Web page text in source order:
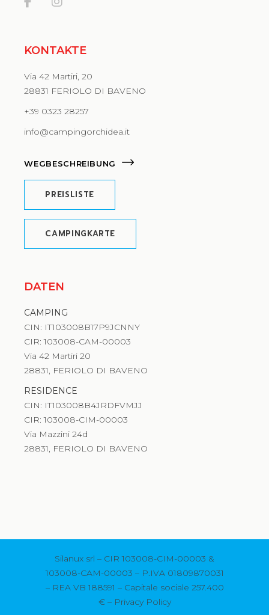
KONTAKTE
Via 42 Martiri, 20
28831 FERIOLO DI BAVENO
+39 0323 28257
info@campingorchidea.it
WEGBESCHREIBUNG
PREISLISTE
CAMPINGKARTE
DATEN
CAMPING
CIN: IT103008B17P9JCNNY
CIR: 103008-CAM-00003
Via 42 Martiri 20
28831, FERIOLO DI BAVENO
RESIDENCE
CIN: IT103008B4JRDFVMJJ
CIR: 103008-CIM-00003
Via Mazzini 24d
28831, FERIOLO DI BAVENO
Silanux srl – CIR 103008-CIM-00003 &
103008-CAM-00003 – P.IVA 01809870031
– REA VB 188591 – Capitale sociale 257.400
€ – Privacy Policy